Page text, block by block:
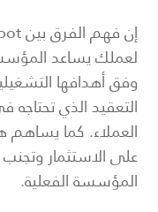
لعملك يساعد
وفق أهدافها
التعقيد الذي تحتاجه
العملاء. كما
على الاستثمار
المؤسسة الفعلية.